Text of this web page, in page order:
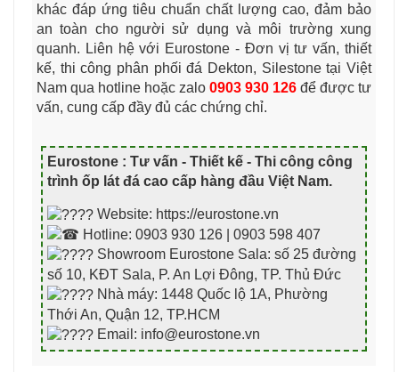
khác đáp ứng tiêu chuẩn chất lượng cao, đảm bảo
an toàn cho người sử dụng và môi trường xung
quanh. Liên hệ với Eurostone - Đơn vị tư vấn, thiết
kế, thi công phân phối đá Dekton, Silestone tại Việt
Nam qua hotline hoặc zalo 0903 930 126 để được tư
vấn, cung cấp đầy đủ các chứng chỉ.
Eurostone : Tư vấn - Thiết kế - Thi công công
trình ốp lát đá cao cấp hàng đầu Việt Nam.
Website: https://eurostone.vn
Hotline: 0903 930 126 | 0903 598 407
Showroom Eurostone Sala: số 25 đường
số 10, KĐT Sala, P. An Lợi Đông, TP. Thủ Đức
Nhà máy: 1448 Quốc lộ 1A, Phường
Thới An, Quận 12, TP.HCM
Email: info@eurostone.vn